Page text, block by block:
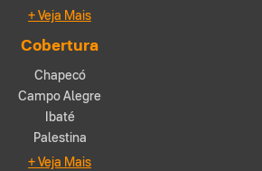
+ Veja Mais
Cobertura
Chapecó
Campo Alegre
Ibaté
Palestina
+ Veja Mais